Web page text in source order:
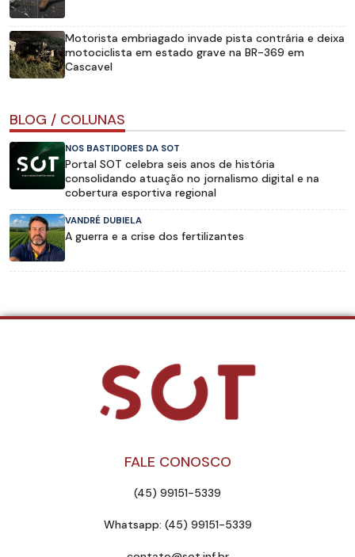
Motorista embriagado invade pista contrária e deixa
motociclista em estado grave na BR-369 em
Cascavel
BLOG / COLUNAS
NOS BASTIDORES DA SOT
Portal SOT celebra seis anos de história
consolidando atuação no jornalismo digital e na
cobertura esportiva regional
VANDRÉ DUBIELA
A guerra e a crise dos fertilizantes
FALE CONOSCO
(45) 99151-5339
Whatsapp: (45) 99151-5339